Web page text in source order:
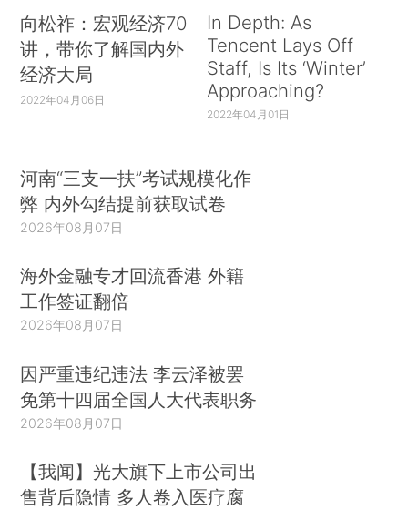
向松祚：宏观经济70
讲，带你了解国内外
经济大局
2022年04月06日
In Depth: As
Tencent Lays Off
Staff, Is Its ‘Winter’
Approaching?
2022年04月01日
河南“三支一扶”考试规模化作
弊 内外勾结提前获取试卷
2026年08月07日
海外金融专才回流香港 外籍
工作签证翻倍
2026年08月07日
因严重违纪违法 李云泽被罢
免第十四届全国人大代表职务
2026年08月07日
【我闻】光大旗下上市公司出
售背后隐情 多人卷入医疗腐